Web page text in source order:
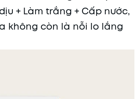
+ Làm trắng + Cấp nước,
không còn là nỗi lo lắng